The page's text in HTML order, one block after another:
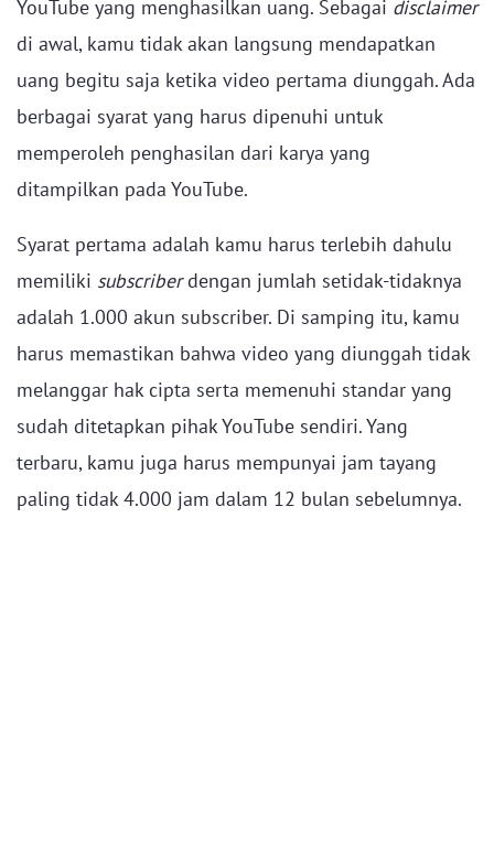
YouTube yang menghasilkan uang. Sebagai disclaimer
di awal, kamu tidak akan langsung mendapatkan
uang begitu saja ketika video pertama diunggah. Ada
berbagai syarat yang harus dipenuhi untuk
memperoleh penghasilan dari karya yang
ditampilkan pada YouTube.
Syarat pertama adalah kamu harus terlebih dahulu
memiliki subscriberdengan jumlah setidak-tidaknya
adalah 1.000 akun subscriber. Di samping itu, kamu
harus memastikan bahwa video yang diunggah tidak
melanggar hak cipta serta memenuhi standar yang
sudah ditetapkan pihak YouTube sendiri. Yang
terbaru, kamu juga harus mempunyai jam tayang
paling tidak 4.000 jam dalam 12 bulan sebelumnya.